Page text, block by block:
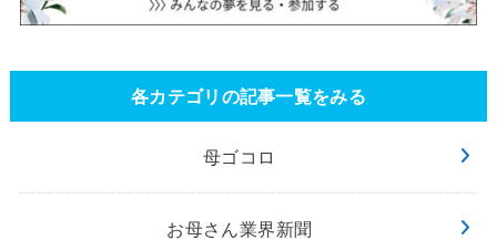
各カテゴリの記事一覧をみる
母ゴコロ
お母さん業界新聞